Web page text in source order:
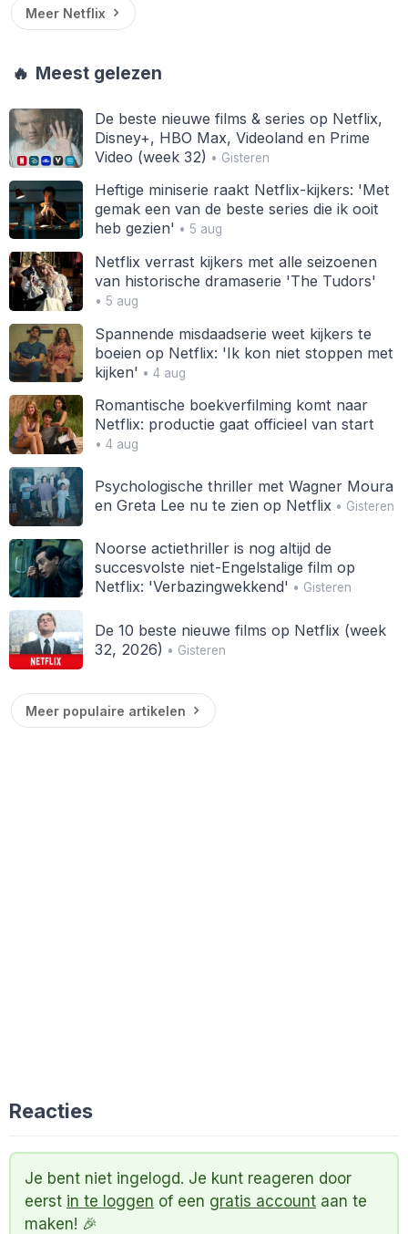
Meer Netflix
🔥 Meest gelezen
De beste nieuwe films & series op Netflix,
Disney+, HBO Max, Videoland en Prime
Video (week 32) • Gisteren
Heftige miniserie raakt Netflix-kijkers: 'Met
gemak een van de beste series die ik ooit
heb gezien' • 5 aug
Netflix verrast kijkers met alle seizoenen
van historische dramaserie 'The Tudors'
• 5 aug
Spannende misdaadserie weet kijkers te
boeien op Netflix: 'Ik kon niet stoppen met
kijken' • 4 aug
Romantische boekverfilming komt naar
Netflix: productie gaat officieel van start
• 4 aug
Psychologische thriller met Wagner Moura
en Greta Lee nu te zien op Netflix• Gisteren
Noorse actiethriller is nog altijd de
succesvolste niet-Engelstalige film op
Netflix: 'Verbazingwekkend' • Gisteren
De 10 beste nieuwe films op Netflix (week
32, 2026) • Gisteren
Meer populaire artikelen
Reacties
Je bent niet ingelogd. Je kunt reageren door
eerst in te loggen of een gratis account aan te
maken! 🎉